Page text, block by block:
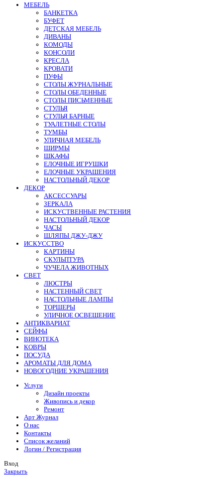
МЕБЕЛЬ
БАНКЕТКА
БУФЕТ
ДЕТСКАЯ МЕБЕЛЬ
ДИВАНЫ
КОМОДЫ
КОНСОЛИ
КРЕСЛА
КРОВАТИ
ПУФЫ
СТОЛЫ ЖУРНАЛЬНЫЕ
СТОЛЫ ОБЕДЕННЫЕ
СТОЛЫ ПИСЬМЕННЫЕ
СТУЛЬЯ
СТУЛЬЯ БАРНЫЕ
ТУАЛЕТНЫЕ СТОЛЫ
ТУМБЫ
УЛИЧНАЯ МЕБЕЛЬ
ШИРМЫ
ШКАФЫ
ЕЛОЧНЫЕ ИГРУШКИ
ЕЛОЧНЫЕ УКРАШЕНИЯ
НАСТОЛЬНЫЙ ДЕКОР
ДЕКОР
АКСЕССУАРЫ
ЗЕРКАЛА
ИСКУСТВЕННЫЕ РАСТЕНИЯ
НАСТОЛЬНЫЙ ДЕКОР
ЧАСЫ
ШЛЯПЫ ДЖУ-ДЖУ
ИСКУССТВО
КАРТИНЫ
СКУЛЬПТУРА
ЧУЧЕЛА ЖИВОТНЫХ
СВЕТ
ЛЮСТРЫ
НАСТЕННЫЙ СВЕТ
НАСТОЛЬНЫЕ ЛАМПЫ
ТОРШЕРЫ
УЛИЧНОЕ ОСВЕЩЕНИЕ
АНТИКВАРИАТ
СЕЙФЫ
ВИНОТЕКА
КОВРЫ
ПОСУДА
АРОМАТЫ ДЛЯ ДОМА
НОВОГОДНИЕ УКРАШЕНИЯ
Услуги
Дизайн проекты
Живопись и декор
Ремонт
Арт Журнал
О нас
Контакты
Список желаний
Логин / Регистрация
Вход
Закрыть